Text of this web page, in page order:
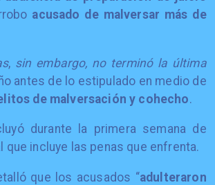
acusado de malversar más de
, sin embargo, no terminó la última
antes de lo estipulado en medio de
de malversación y cohecho.
durante la primera semana de
incluye las penas que enfrenta.
que los acusados “adulteraron